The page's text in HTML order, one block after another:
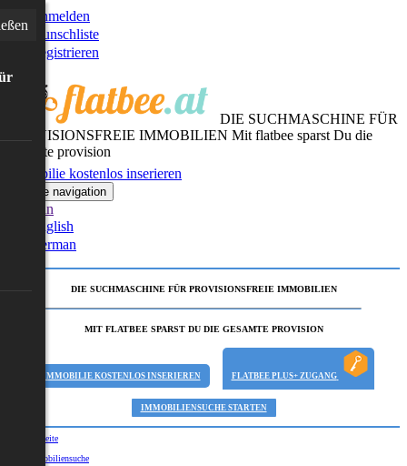
Anmelden
Wunschliste
Registrieren
DIE SUCHMASCHINE FÜR
PROVISIONSFREIE IMMOBILIEN Mit flatbee sparst Du die
gesamte provision
Immobilie kostenlos inserieren
Toggle navigation
German
English
German
DIE SUCHMASCHINE FÜR PROVISIONSFREIE IMMOBILIEN
MIT FLATBEE SPARST DU DIE GESAMTE PROVISION
IMMOBILIE KOSTENLOS INSERIEREN FLATBEE PLUS+ ZUGANG
IMMOBILIENSUCHE STARTEN
Startseite
Immobiliensuche